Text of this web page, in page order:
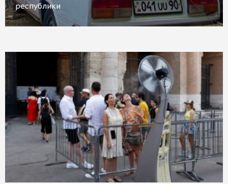
республики